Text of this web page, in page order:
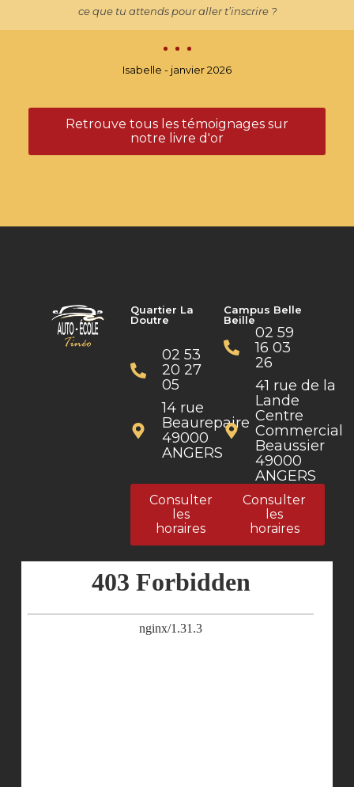
ce que tu attends pour aller t’inscrire ?
Isabelle - janvier 2026
Retrouve tous les témoignages sur
notre livre d'or
Quartier La
Doutre
02 53
20 27
05
14 rue
Beaurepaire
49000
ANGERS
Consulter
les
horaires
Campus Belle
Beille
02 59
16 03
26
41 rue de la
Lande
Centre
Commercial
Beaussier
49000
ANGERS
Consulter
les
horaires